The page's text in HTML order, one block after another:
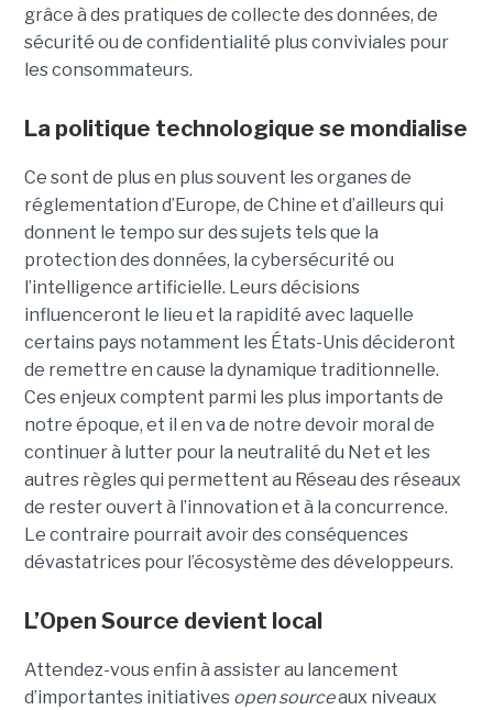
grâce à des pratiques de collecte des données, de
sécurité ou de confidentialité plus conviviales pour
les consommateurs.
La politique technologique se mondialise
Ce sont de plus en plus souvent les organes de
réglementation d’Europe, de Chine et d’ailleurs qui
donnent le tempo sur des sujets tels que la
protection des données, la cybersécurité ou
l’intelligence artificielle. Leurs décisions
influenceront le lieu et la rapidité avec laquelle
certains pays notamment les États-Unis décideront
de remettre en cause la dynamique traditionnelle.
Ces enjeux comptent parmi les plus importants de
notre époque, et il en va de notre devoir moral de
continuer à lutter pour la neutralité du Net et les
autres règles qui permettent au Réseau des réseaux
de rester ouvert à l’innovation et à la concurrence.
Le contraire pourrait avoir des conséquences
dévastatrices pour l’écosystème des développeurs.
L’Open Source devient local
Attendez-vous enfin à assister au lancement
d’importantes initiatives open sourceaux niveaux